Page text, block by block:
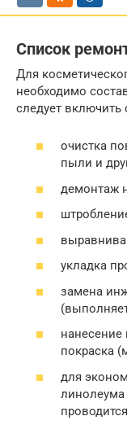
Список
Для
необходимо
следует
очистка
пыли и
демонтаж
укладка
замена
нанесение
покраска
для
линолеума